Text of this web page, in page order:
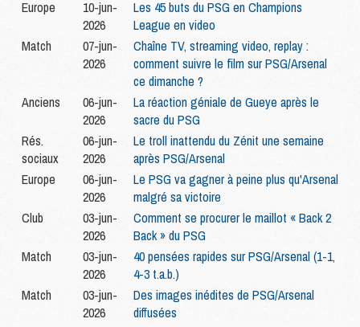
Europe
10-jun-
2026
Les 45 buts du PSG en Champions
League en video
Match
07-jun-
2026
Chaîne TV, streaming video, replay :
comment suivre le film sur PSG/Arsenal
ce dimanche ?
Anciens
06-jun-
2026
La réaction géniale de Gueye après le
sacre du PSG
Rés.
sociaux
06-jun-
2026
Le troll inattendu du Zénit une semaine
après PSG/Arsenal
Europe
06-jun-
2026
Le PSG va gagner à peine plus qu'Arsenal
malgré sa victoire
Club
03-jun-
2026
Comment se procurer le maillot « Back 2
Back » du PSG
Match
03-jun-
2026
40 pensées rapides sur PSG/Arsenal (1-1,
4-3 t.a.b.)
Match
03-jun-
2026
Des images inédites de PSG/Arsenal
diffusées